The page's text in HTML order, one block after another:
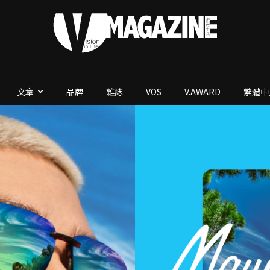
V.Magazine
文章 品牌 雜誌 VOS V.AWARD 繁體